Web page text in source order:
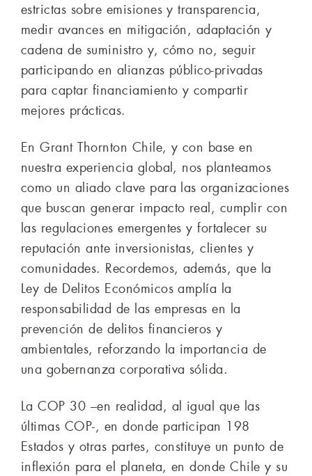
estrictas sobre emisiones y transparencia,
medir avances en mitigación, adaptación y
cadena de suministro y, cómo no, seguir
participando en alianzas público-privadas
para captar financiamiento y compartir
mejores prácticas.
En Grant Thornton Chile, y con base en
nuestra experiencia global, nos planteamos
como un aliado clave para las organizaciones
que buscan generar impacto real, cumplir con
las regulaciones emergentes y fortalecer su
reputación ante inversionistas, clientes y
comunidades. Recordemos, además, que la
Ley de Delitos Económicos amplía la
responsabilidad de las empresas en la
prevención de delitos financieros y
ambientales, reforzando la importancia de
una gobernanza corporativa sólida.
La COP 30 –en realidad, al igual que las
últimas COP-, en donde participan 198
Estados y otras partes, constituye un punto de
inflexión para el planeta, en donde Chile y su